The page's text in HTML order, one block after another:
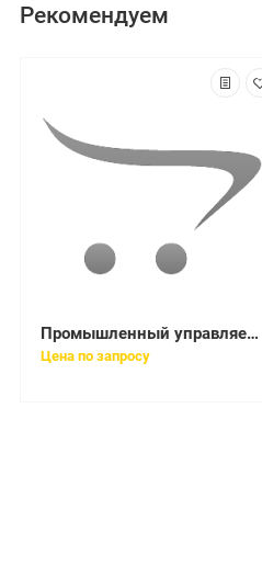
Рекомендуем
Промышленный управляемый коммутатор L2, 8 портов 10/100/1000Base-T, 2 порта 100/1000Base-X SFP
Цена по запросу